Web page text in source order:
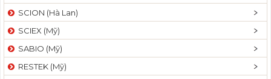
SCION (Hà Lan)
SCIEX (Mỹ)
SABIO (Mỹ)
RESTEK (Mỹ)